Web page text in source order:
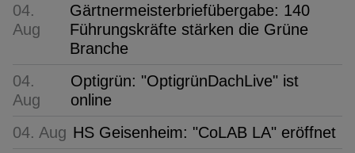
04.
Aug
Gärtnermeisterbriefübergabe: 140
Führungskräfte stärken die Grüne
Branche
04.
Aug
Optigrün: "OptigrünDachLive" ist
online
04. Aug HS Geisenheim: "CoLAB LA" eröffnet